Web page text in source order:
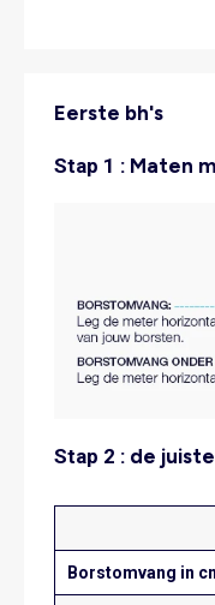
Eerste bh's
Stap 1 : Maten
Stap 2 : de
Borstomvang in